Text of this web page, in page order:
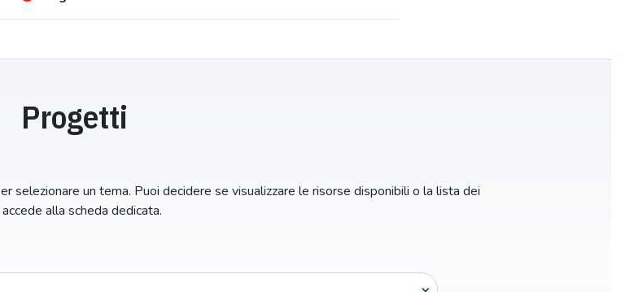
Progetti
un tema. Puoi decidere se visualizzare le risorse disponibili o la lista dei
alla scheda dedicata.